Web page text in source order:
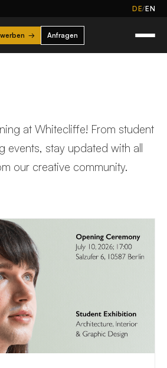
DE/EN
→ Anfragen
at Whitecliffe! From student
events, stay updated with all
our creative community.